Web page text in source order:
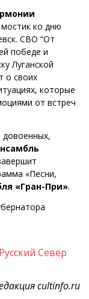
ко дню
СВО “От
победе и
Луганской
о своих
которые
от встреч
«Песни,
«Гран-При».
Русский Север
cultinfo.ru